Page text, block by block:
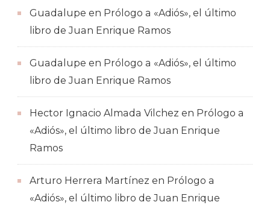
Guadalupe en Prólogo a «Adiós», el último
libro de Juan Enrique Ramos
Guadalupe en Prólogo a «Adiós», el último
libro de Juan Enrique Ramos
Hector Ignacio Almada Vilchez en Prólogo a
«Adiós», el último libro de Juan Enrique
Ramos
Arturo Herrera Martínez en Prólogo a
«Adiós», el último libro de Juan Enrique